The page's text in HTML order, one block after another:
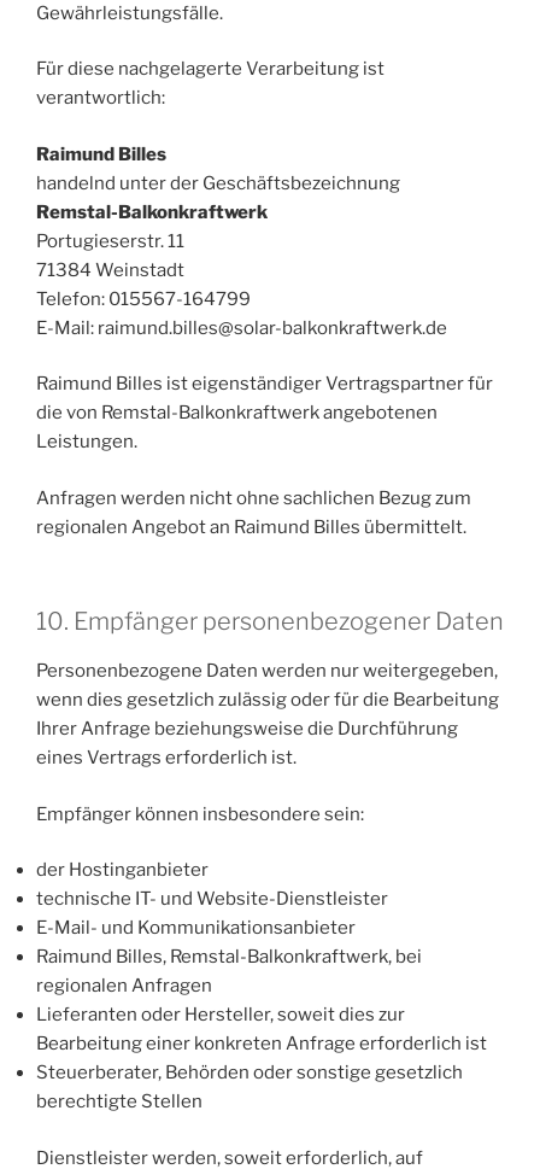
Gewährleistungsfälle.
Für diese nachgelagerte Verarbeitung ist
verantwortlich:
Raimund Billes
handelnd unter der Geschäftsbezeichnung
Remstal-Balkonkraftwerk
Portugieserstr. 11
71384 Weinstadt
Telefon: 015567-164799
E-Mail: raimund.billes@solar-balkonkraftwerk.de
Raimund Billes ist eigenständiger Vertragspartner für
die von Remstal-Balkonkraftwerk angebotenen
Leistungen.
Anfragen werden nicht ohne sachlichen Bezug zum
regionalen Angebot an Raimund Billes übermittelt.
10. Empfänger personenbezogener Daten
Personenbezogene Daten werden nur weitergegeben,
wenn dies gesetzlich zulässig oder für die Bearbeitung
Ihrer Anfrage beziehungsweise die Durchführung
eines Vertrags erforderlich ist.
Empfänger können insbesondere sein:
der Hostinganbieter
technische IT- und Website-Dienstleister
E-Mail- und Kommunikationsanbieter
Raimund Billes, Remstal-Balkonkraftwerk, bei
regionalen Anfragen
Lieferanten oder Hersteller, soweit dies zur
Bearbeitung einer konkreten Anfrage erforderlich ist
Steuerberater, Behörden oder sonstige gesetzlich
berechtigte Stellen
Dienstleister werden, soweit erforderlich, auf